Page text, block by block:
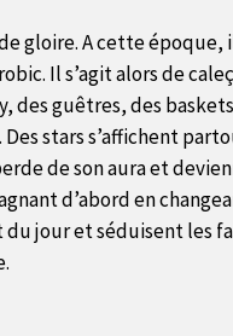
gloire. A cette
Il s’agit alors de
des guêtres, des
stars s’affichent
de son aura et
d’abord en
jour et séduisent les